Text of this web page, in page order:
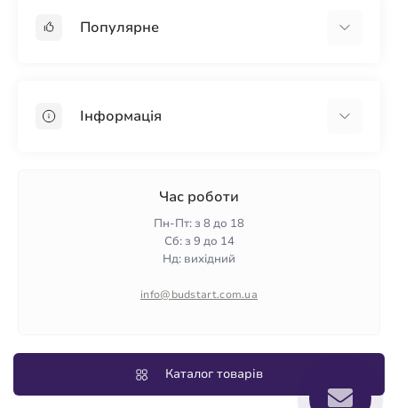
Популярне
ПінопластІнформація
Гарантія та повернення
Політика конфіденційності
Час роботи
Пн-Пт: з 8 до 18
Сб: з 9 до 14
Нд: вихідний
info@budstart.com.ua
Каталог товарів